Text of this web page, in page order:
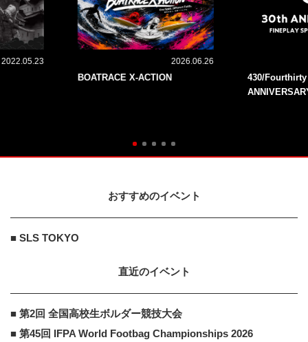
2022.05.23 2026.06.26
BOATRACE X-ACTION
430/
おすすめのイベント
■ SLS TOKYO
直近のイベント
■ 第2回 全国高校生ボルダー競技大会
■ 第45回 IFPA World Footbag Championships 2026